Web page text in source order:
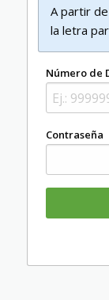
A partir
la letra
Número de
Contraseña